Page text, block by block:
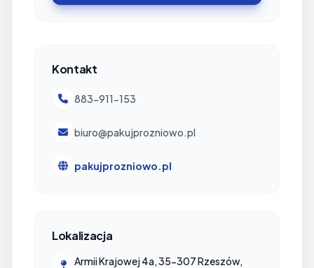
Kontakt
883-911-153
biuro@pakujprozniowo.pl
pakujprozniowo.pl
Lokalizacja
Armii Krajowej 4a, 35-307 Rzeszów,